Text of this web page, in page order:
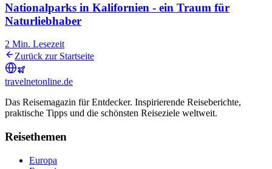
Nationalparks in Kalifornien - ein Traum für
Naturliebhaber
2 Min. Lesezeit
Zurück zur Startseite
travelnetonline.de
Das Reisemagazin für Entdecker. Inspirierende Reiseberichte,
praktische Tipps und die schönsten Reiseziele weltweit.
Reisethemen
Europa